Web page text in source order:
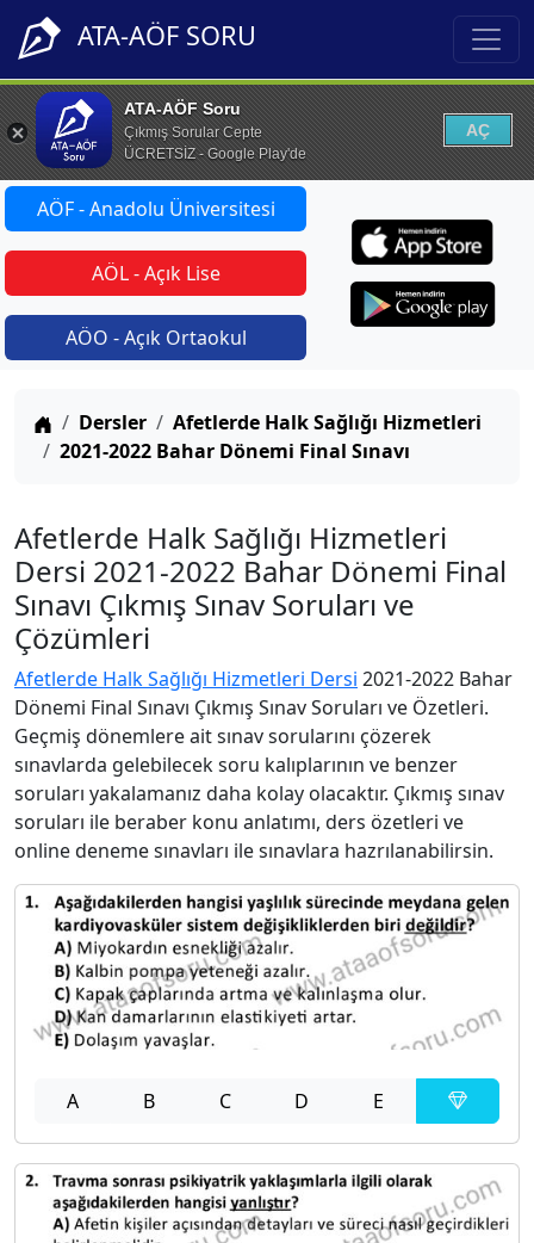
ATA-AÖF SORU
ATA-AÖF Soru
Çıkmış Sorular Cepte
ÜCRETSİZ - Google Play'de
AÇ
AÖF - Anadolu Üniversitesi
AÖL - Açık Lise
AÖO - Açık Ortaokul
Anasayfa
Dersler
Afetlerde Halk Sağlığı Hizmetleri
2021-2022 Bahar Dönemi Final Sınavı
Afetlerde Halk Sağlığı Hizmetleri
Dersi 2021-2022 Bahar Dönemi Final
Sınavı Çıkmış Sınav Soruları ve
Çözümleri
Afetlerde Halk Sağlığı Hizmetleri Dersi 2021-2022 Bahar
Dönemi Final Sınavı Çıkmış Sınav Soruları ve Özetleri.
Geçmiş dönemlere ait sınav sorularını çözerek
sınavlarda gelebilecek soru kalıplarının ve benzer
soruları yakalamanız daha kolay olacaktır. Çıkmış sınav
soruları ile beraber konu anlatımı, ders özetleri ve
online deneme sınavları ile sınavlara hazrılanabilirsin.
A B C D E